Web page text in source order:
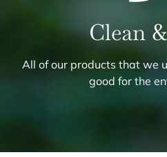
Clean
All of our products that we
good for the